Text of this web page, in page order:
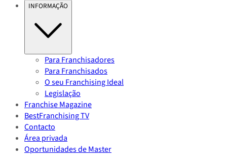
INFORMAÇÃO
Para Franchisadores
Para Franchisados
O seu Franchising Ideal
Legislação
Franchise Magazine
BestFranchising TV
Contacto
Área privada
Oportunidades de Master